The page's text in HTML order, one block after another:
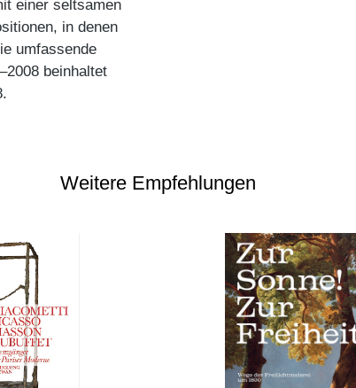
einer seltsamen
in denen
umfassende
beinhaltet
Weitere Empfehlungen